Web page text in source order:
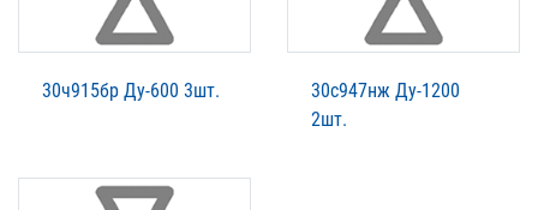
30ч915бр Ду-600 3шт.
30с947нж Ду-1200
2шт.